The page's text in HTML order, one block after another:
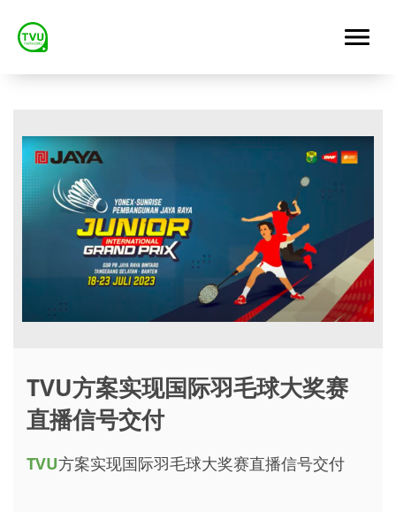
TVU方案实现国际羽毛球大奖赛
直播信号交付
TVU方案实现国际羽毛球大奖赛直播信号交付